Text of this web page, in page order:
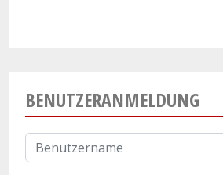
BENUTZERANMELDUNG